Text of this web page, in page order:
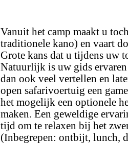
Vanuit het camp maakt u
traditionele kano) en vaart
Grote kans dat u tijdens uw
Natuurlijk is uw gids
dan ook veel vertellen en
open safarivoertuig een
het mogelijk een optionele
maken. Een geweldige
tijd om te relaxen bij het
(Inbegrepen: ontbijt, lunch,